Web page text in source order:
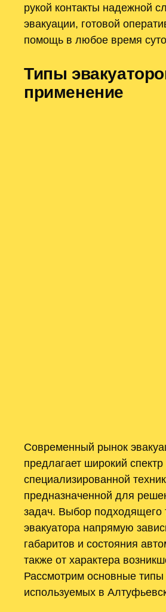
рукой контакты надежной
эвакуации, готовой
помощь в любое время
Типы
применение
Современный рынок
предлагает широкий спектр
специализированной
предназначенной для
задач. Выбор подходящего
эвакуатора напрямую
габаритов и состояния
также от характера
Рассмотрим основные типы
используемых в